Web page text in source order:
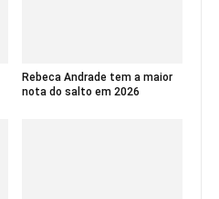
Rebeca Andrade tem a maior
nota do salto em 2026